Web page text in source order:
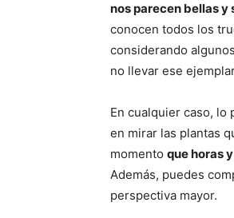
nos parecen bellas y
conocen todos los
considerando
no llevar ese
En cualquier caso, lo
en mirar las plantas
momento que horas
Además, puedes
perspectiva mayor.